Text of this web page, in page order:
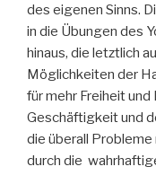
des eigenen Sinns.
in die Übungen des
hinaus, die letztlich
Möglichkeiten der
für mehr Freiheit
Geschäftigkeit und
die überall
durch die